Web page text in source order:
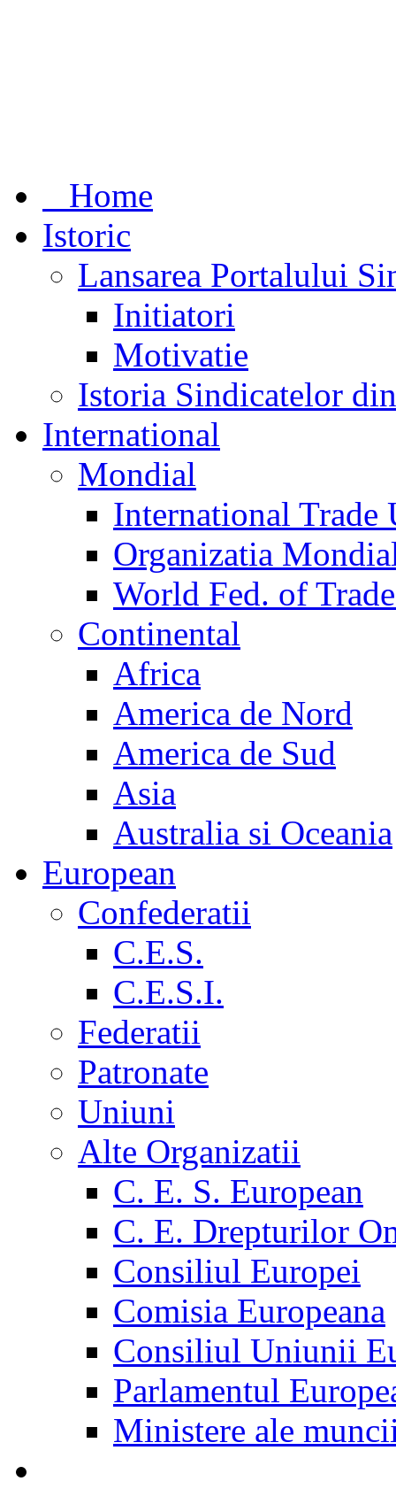
Home
Istoric
Lansarea Portalului
Initiatori
Motivatie
Istoria Sindicatelor
International
Mondial
International Trade
Organizatia
World Fed. of
Continental
Africa
America de Nord
America de Sud
Asia
Australia si Oceania
European
Confederatii
C.E.S.
C.E.S.I.
Federatii
Patronate
Uniuni
Alte Organizatii
C. E. S. European
C. E. Drepturilor
Consiliul Europei
Comisia Europeana
Consiliul Uniunii
Parlamentul
Ministere ale